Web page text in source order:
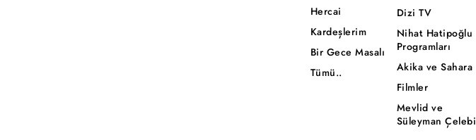
Hercai
Kardeşlerim
Bir Gece Masalı
Tümü..
Dizi TV
Nihat Hatipoğlu
Programları
Akika ve Sahara
Filmler
Mevlid ve
Süleyman Çelebi